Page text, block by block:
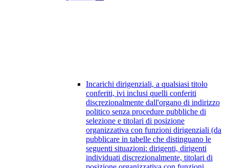
Incarichi dirigenziali, a qualsiasi titolo
conferiti, ivi inclusi quelli conferiti
discrezionalmente dall'organo di indirizzo
politico senza procedure pubbliche di
selezione e titolari di posizione
organizzativa con funzioni dirigenziali (da
pubblicare in tabelle che distinguano le
seguenti situazioni: dirigenti, dirigenti
individuati discrezionalmente, titolari di